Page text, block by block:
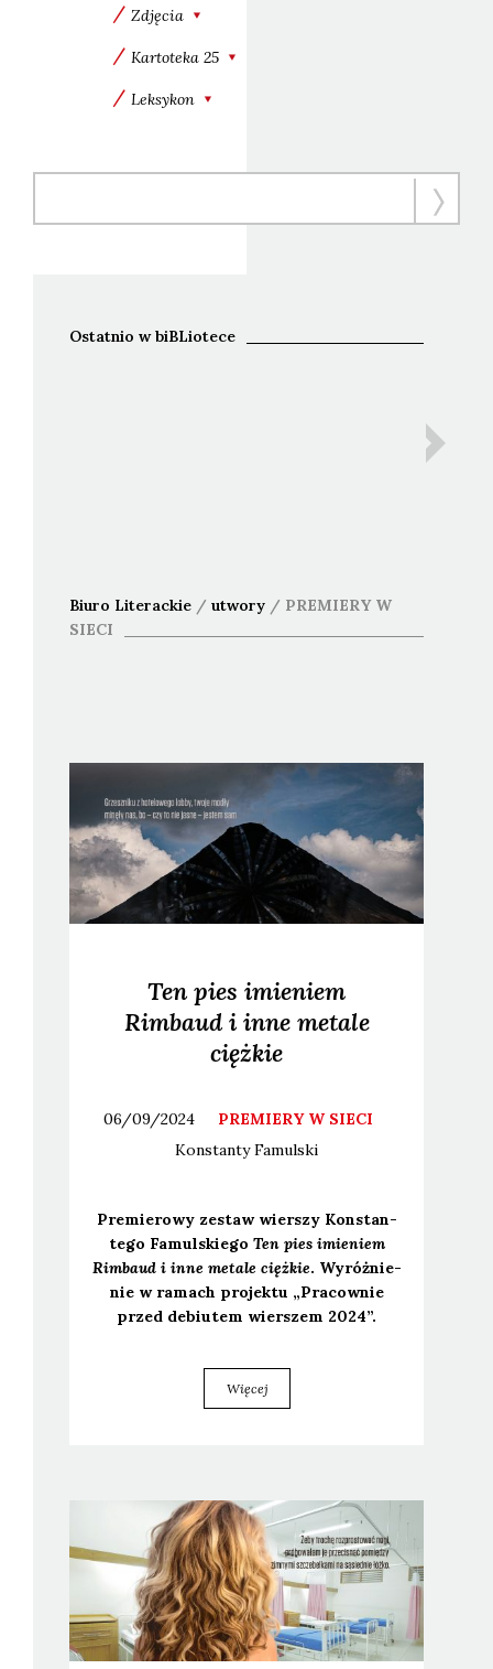
Zdjęcia
Kartoteka 25
Leksykon
Ostatnio w biBLiotece
Biuro Literackie/ utwory/ PREMIERY W
SIECI
Ten pies imieniem
Rimbaud i inne metale
ciężkie
06/09/2024
PREMIERY W SIECI
KonstantyFamulski
Pre­mie­ro­wy zestaw wier­szy Kon­stan­
te­go Famul­skie­go Ten pies imie­niem
Rim­baud i inne meta­le cięż­kie. Wyróż­nie­
nie w ramach pro­jek­tu „Pra­cow­nie
przed debiu­tem wier­szem 2024”.
Więcej